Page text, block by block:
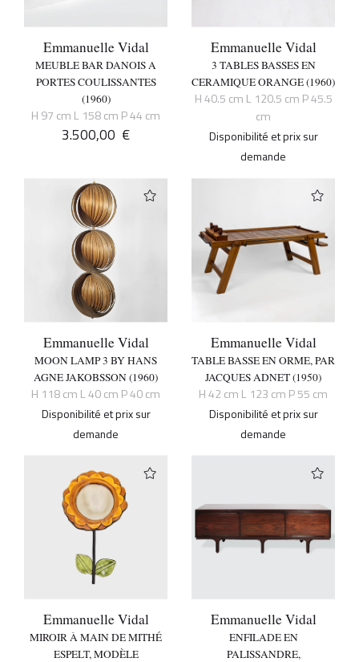
Emmanuelle Vidal
MEUBLE BAR DANOIS A
PORTES COULISSANTES
(1960)
H 97 cm L 158 cm P 44 cm
3.500,00 €
Emmanuelle Vidal
3 TABLES BASSES EN
CERAMIQUE ORANGE (1960)
H 40.5 cm L 120.5 cm P 45.5
cm
Disponibilité et prix sur
demande
Emmanuelle Vidal
MOON LAMP 3 BY HANS
AGNE JAKOBSSON (1960)
H 118 cm L 40 cm P 40 cm
Disponibilité et prix sur
demande
Emmanuelle Vidal
TABLE BASSE EN ORME, PAR
JACQUES ADNET (1950)
H 42 cm L 123 cm P 55 cm
Disponibilité et prix sur
demande
Emmanuelle Vidal
MIROIR À MAIN DE MITHÉ
ESPELT, MODÈLE
Emmanuelle Vidal
ENFILADE EN
PALISSANDRE,